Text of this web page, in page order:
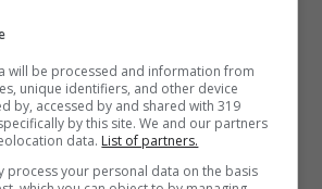
se si è finiti in questa lista,
l’apertura di un
o, nei casi più
corrente, esistono
Ilprimo è quello di
will be processed and information from
unique identifiers, and other device
by, accessed by and shared with 319
by this site. We and our partners
data. List of partners.
process your personal data on the basis